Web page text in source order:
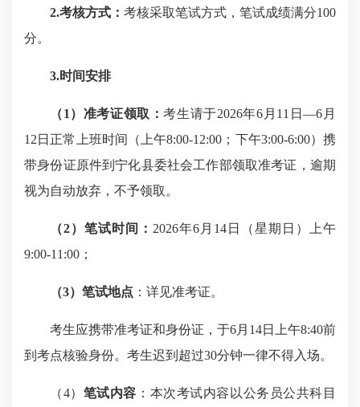
2.考核方式： 考核采取笔试方式，笔试成绩满分100
分。
3.时间安排
（1 ） 准考证领取：考生请于2026年6月11日—6月
12日正常上班时间（上午8:00-12:00；下午3:00-6:00） 携
带身份证原件到宁化县委社会工作部领取准考证，逾期
视为自动放弃，不予领取。
（2） 笔试时间 ： 2026年6月14日（星期日）上午
9:00-11:00；
（3） 笔试地点 ：详见准考证。
考生应携带准考证和身份证，于6月14日上午8:40前
到考点核验身份。考生迟到超过30分钟一律不得入场。
（4） 笔试内容 ： 本次考试内容以公务员公共科目